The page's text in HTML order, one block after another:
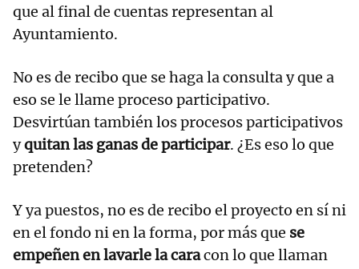
que al final de cuentas representan al
Ayuntamiento.
No es de recibo que se haga la consulta y que a
eso se le llame proceso participativo.
Desvirtúan también los procesos participativos
yquitan las ganas de participar. ¿Es eso lo que
pretenden?
Y ya puestos, no es de recibo el proyecto en sí ni
en el fondo ni en la forma, por más que se
empeñen en lavarle la caracon lo que llaman